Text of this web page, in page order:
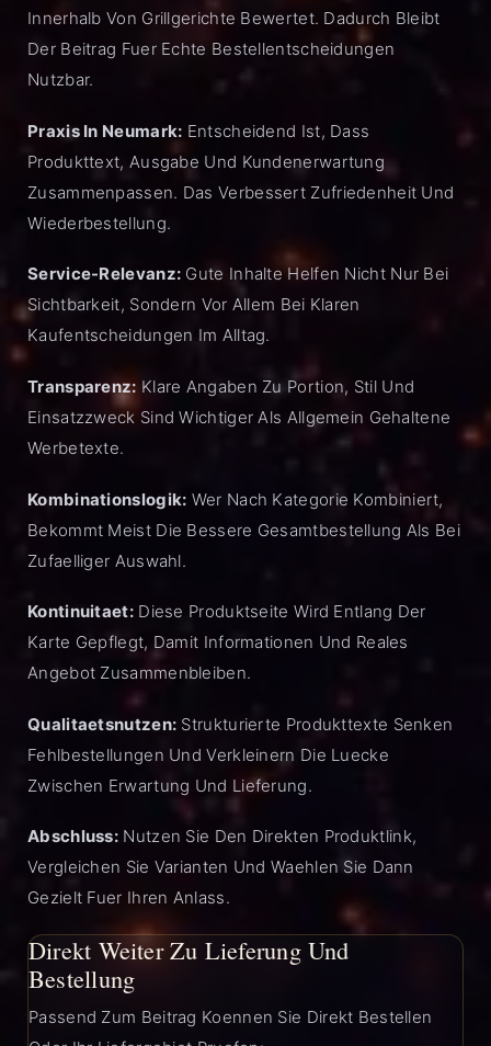
Innerhalb Von Grillgerichte Bewertet. Dadurch Bleibt
Der Beitrag Fuer Echte Bestellentscheidungen
Nutzbar.
Praxis In Neumark: Entscheidend Ist, Dass
Produkttext, Ausgabe Und Kundenerwartung
Zusammenpassen. Das Verbessert Zufriedenheit Und
Wiederbestellung.
Service-Relevanz: Gute Inhalte Helfen Nicht Nur Bei
Sichtbarkeit, Sondern Vor Allem Bei Klaren
Kaufentscheidungen Im Alltag.
Transparenz: Klare Angaben Zu Portion, Stil Und
Einsatzzweck Sind Wichtiger Als Allgemein Gehaltene
Werbetexte.
Kombinationslogik: Wer Nach Kategorie Kombiniert,
Bekommt Meist Die Bessere Gesamtbestellung Als Bei
Zufaelliger Auswahl.
Kontinuitaet:Diese Produktseite Wird Entlang Der
Karte Gepflegt, Damit Informationen Und Reales
Angebot Zusammenbleiben.
Qualitaetsnutzen: Strukturierte Produkttexte Senken
Fehlbestellungen Und Verkleinern Die Luecke
Zwischen Erwartung Und Lieferung.
Abschluss: Nutzen Sie Den Direkten Produktlink,
Vergleichen Sie Varianten Und Waehlen Sie Dann
Gezielt Fuer Ihren Anlass.
Direkt Weiter Zu Lieferung Und
Bestellung
Passend Zum Beitrag Koennen Sie Direkt Bestellen